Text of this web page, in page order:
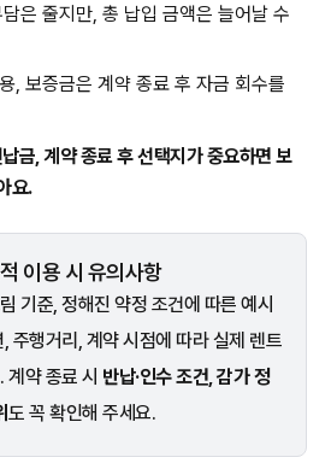
담은 줄지만, 총 납입 금액은 늘어날 수
, 보증금은 계약 종료 후 자금 회수를
금, 계약 종료 후 선택지가 중요하면 보
요.
이용 시 유의사항
기준, 정해진 약정 조건에 따른 예시
주행거리, 계약 시점에 따라 실제 렌트
약 종료 시 반납·인수 조건, 감가 정
도 꼭 확인해 주세요.